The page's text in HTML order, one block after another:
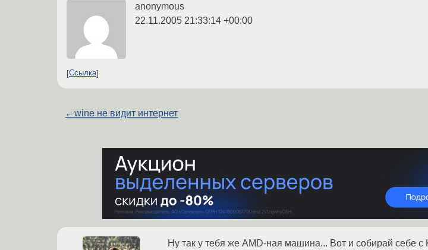
anonymous
22.11.2005 21:33:14 +00:00
Ссылка
←wine не видит интернет
Ну так у тебя же AMD-ная машина... Вот и собирай себе